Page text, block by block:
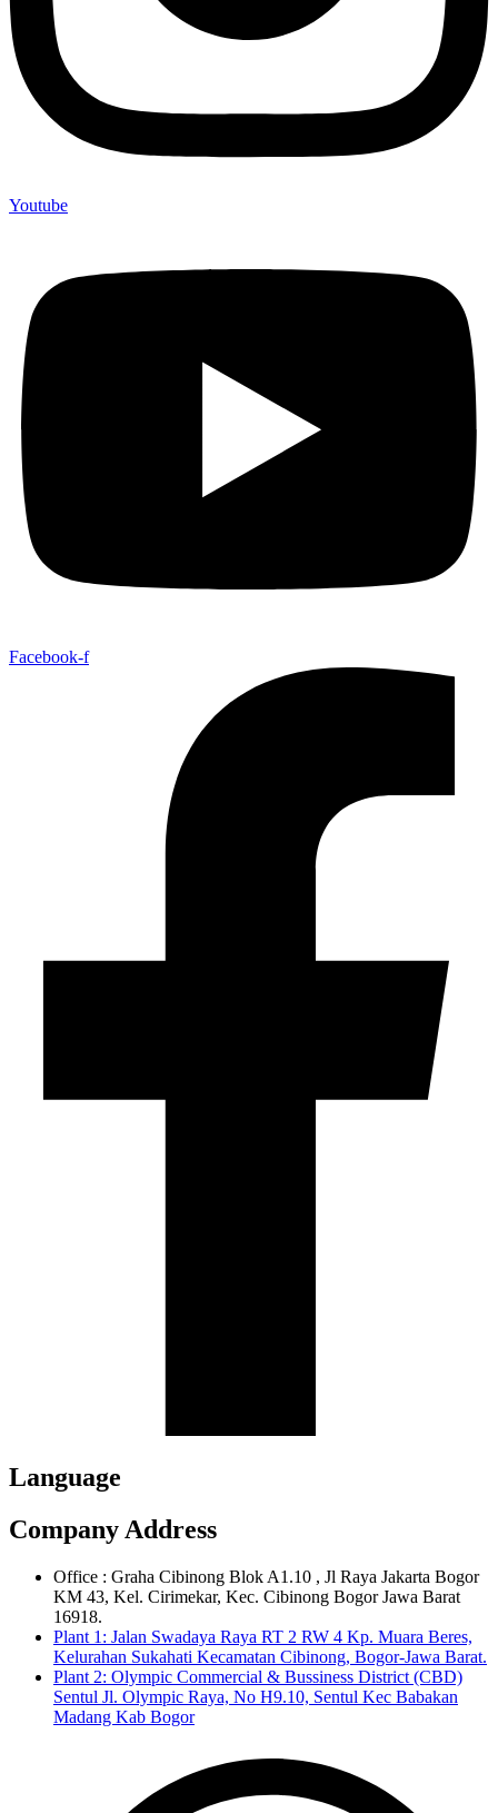
Youtube
Facebook-f
Language
Company Address
Office : Graha Cibinong Blok A1.10 , Jl Raya Jakarta Bogor
KM 43, Kel. Cirimekar, Kec. Cibinong Bogor Jawa Barat
16918.
Plant 1: Jalan Swadaya Raya RT 2 RW 4 Kp. Muara Beres,
Kelurahan Sukahati Kecamatan Cibinong, Bogor-Jawa Barat.
Plant 2: Olympic Commercial & Bussiness District (CBD)
Sentul Jl. Olympic Raya, No H9.10, Sentul Kec Babakan
Madang Kab Bogor